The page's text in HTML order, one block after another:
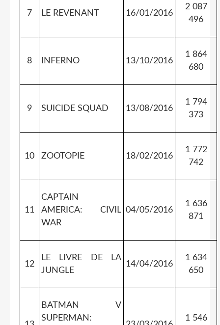
7 LE REVENANT 16/01/2016
2 087
496
8 INFERNO 13/10/2016
1 864
680
9 SUICIDE SQUAD 13/08/2016
1 794
373
10 ZOOTOPIE 18/02/2016
1 772
742
11
CAPTAIN
AMERICA: CIVIL
WAR
04/05/2016
1 636
871
12
LE LIVRE DE LA
JUNGLE
14/04/2016
1 634
650
BATMAN V
SUPERMAN:
1 546